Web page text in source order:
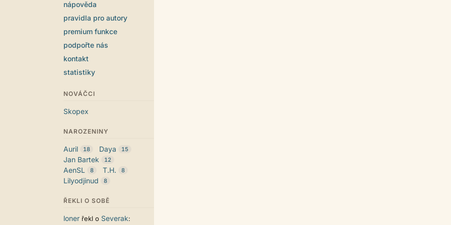
nápověda
pravidla pro autory
premium funkce
podpořte nás
kontakt
statistiky
NOVÁČCI
Skopex
NAROZENINY
Auril 18 Daya 15
Jan Bartek 12
AenSL 8 T.H. 8
Lilyodjinud 8
ŘEKLI O SOBĚ
loner řekl o Severak: